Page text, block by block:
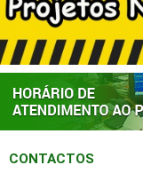
CONTACTOS